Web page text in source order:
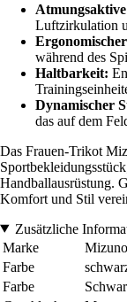
Luftzirkulation
während des
Haltbarkeit:
Dynamischer
das auf dem
Das Frauen-Trikot
Handballausrüstung.
Komfort und Stil
Zusätzliche
Marke
Mizuno
Farbe
Farbe